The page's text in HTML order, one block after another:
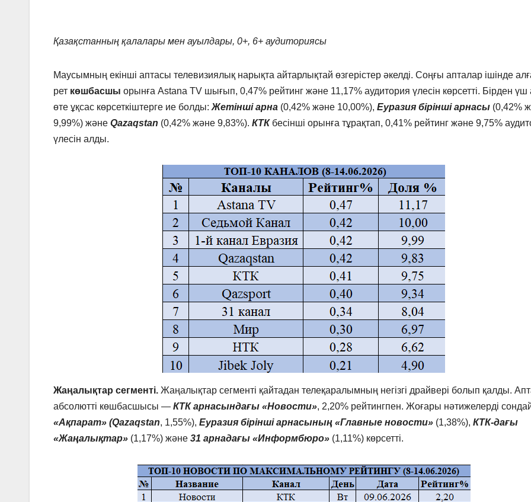
Қазақстанның қалалары мен ауылдары, 0+, 6+ аудиториясы
Маусымның екінші аптасы телевизиялық нарықта айтарлықтай өзгерістер әкелді. Соңғы апталар ішінде
рет көшбасшы орынға Astana TV шығып, 0,47% рейтинг және 11,17% аудитория үлесін көрсетті. Бірден үш
өте ұқсас көрсеткіштерге ие болды: Жетінші арна (0,42% және 10,00%), Еуразия бірінші арнасы (0,42%
9,99%) және Qazaqstan (0,42% және 9,83%). КТК бесінші орынға тұрақтап, 0,41% рейтинг және 9,75%
үлесін алды.
Жаңалықтар сегменті. Жаңалықтар сегменті қайтадан телеқаралымның негізгі драйвері болып қалды.
абсолютті көшбасшысы — КТК арнасындағы «Новости», 2,20% рейтингпен. Жоғары нәтижелерді
«Ақпарат» (Qazaqstan, 1,55%), Еуразия бірінші арнасының «Главные новости» (1,38%), КТК-дағы
«Жаңалықтар» (1,17%) және 31 арнадағы «Информбюро» (1,11%) көрсетті.